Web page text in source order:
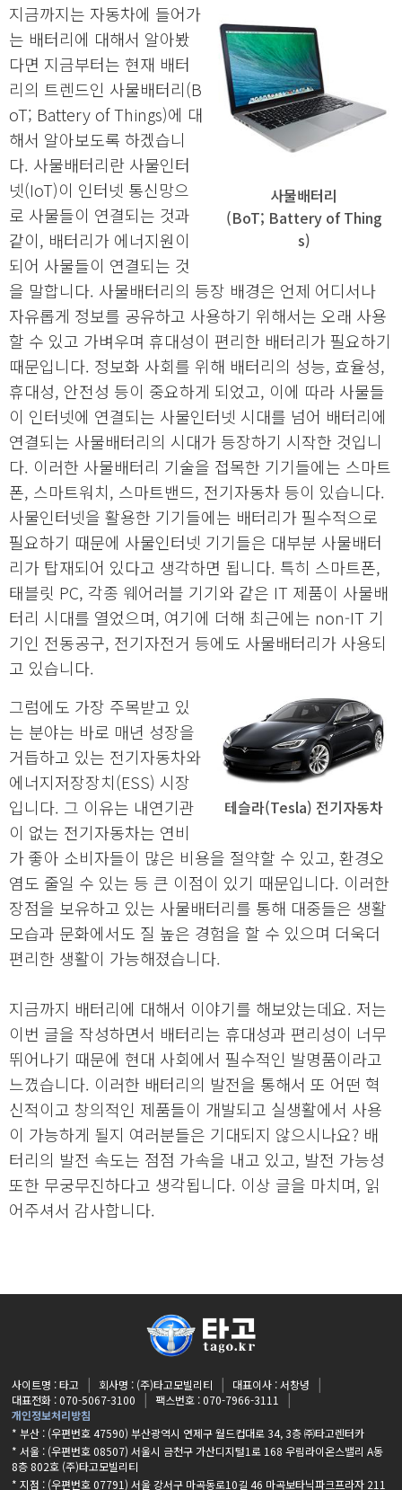
사물배터리
(BoT; Battery of Thing
s)
지금까지는 자동차에 들어가
는 배터리에 대해서 알아봤
다면 지금부터는 현재 배터
리의 트렌드인 사물배터리(B
oT; Battery of Things)에 대
해서 알아보도록 하겠습니
다. 사물배터리란 사물인터
넷(IoT)이 인터넷 통신망으
로 사물들이 연결되는 것과
같이, 배터리가 에너지원이
되어 사물들이 연결되는 것
을 말합니다. 사물배터리의 등장 배경은 언제 어디서나
자유롭게 정보를 공유하고 사용하기 위해서는 오래 사용
할 수 있고 가벼우며 휴대성이 편리한 배터리가 필요하기
때문입니다. 정보화 사회를 위해 배터리의 성능, 효율성,
휴대성, 안전성 등이 중요하게 되었고, 이에 따라 사물들
이 인터넷에 연결되는 사물인터넷 시대를 넘어 배터리에
연결되는 사물배터리의 시대가 등장하기 시작한 것입니
다. 이러한 사물배터리 기술을 접목한 기기들에는 스마트
폰, 스마트워치, 스마트밴드, 전기자동차 등이 있습니다.
사물인터넷을 활용한 기기들에는 배터리가 필수적으로
필요하기 때문에 사물인터넷 기기들은 대부분 사물배터
리가 탑재되어 있다고 생각하면 됩니다. 특히 스마트폰,
태블릿 PC, 각종 웨어러블 기기와 같은 IT 제품이 사물배
터리 시대를 열었으며, 여기에 더해 최근에는 non-IT 기
기인 전동공구, 전기자전거 등에도 사물배터리가 사용되
고 있습니다.
테슬라(Tesla) 전기자동차
그럼에도 가장 주목받고 있
는 분야는 바로 매년 성장을
거듭하고 있는 전기자동차와
에너지저장장치(ESS) 시장
입니다. 그 이유는 내연기관
이 없는 전기자동차는 연비
가 좋아 소비자들이 많은 비용을 절약할 수 있고, 환경오
염도 줄일 수 있는 등 큰 이점이 있기 때문입니다. 이러한
장점을 보유하고 있는 사물배터리를 통해 대중들은 생활
모습과 문화에서도 질 높은 경험을 할 수 있으며 더욱더
편리한 생활이 가능해졌습니다.
지금까지 배터리에 대해서 이야기를 해보았는데요. 저는
이번 글을 작성하면서 배터리는 휴대성과 편리성이 너무
뛰어나기 때문에 현대 사회에서 필수적인 발명품이라고
느꼈습니다. 이러한 배터리의 발전을 통해서 또 어떤 혁
신적이고 창의적인 제품들이 개발되고 실생활에서 사용
이 가능하게 될지 여러분들은 기대되지 않으시나요? 배
터리의 발전 속도는 점점 가속을 내고 있고, 발전 가능성
또한 무궁무진하다고 생각됩니다. 이상 글을 마치며, 읽
어주셔서 감사합니다.
사이트명 : 타고 회사명 : (주)타고모빌리티
대표이사 : 서창녕
대표전화 : 070-5067-3100
팩스번호 : 070-7966-3111
개인정보처리방침
* 부산 : (우편번호 47590) 부산광역시 연제구 월드컵대로 34, 3층 ㈜타고렌터카
* 서울 : (우편번호 08507) 서울시 금천구 가산디지털1로 168 우림라이온스밸리 A동
8층 802호 (주)타고모빌리티
* 지점 : (우편번호 07791) 서울 강서구 마곡동로10길 46 마곡보타닉파크프라자 211